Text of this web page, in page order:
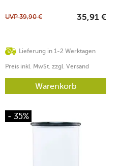
Lieferung in 1-2 Werktagen
UVP39,90 € 35,91 €
Preis inkl. MwSt. zzgl. Versand
Warenkorb
- 35%